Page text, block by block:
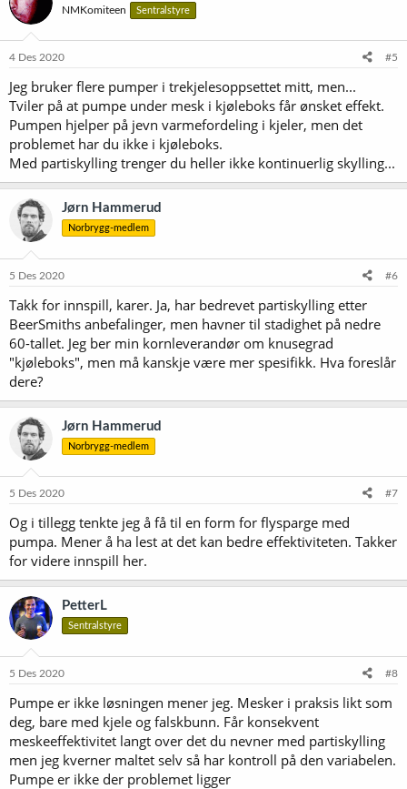
NMKomiteen Sentralstyre
4 Des 2020 #5
Jeg bruker flere pumper i trekjelesoppsettet mitt, men...
Tviler på at pumpe under mesk i kjøleboks får ønsket effekt.
Pumpen hjelper på jevn varmefordeling i kjeler, men det
problemet har du ikke i kjøleboks.
Med partiskylling trenger du heller ikke kontinuerlig skylling...
Jørn Hammerud
Norbrygg-medlem
5 Des 2020 #6
Takk for innspill, karer. Ja, har bedrevet partiskylling etter
BeerSmiths anbefalinger, men havner til stadighet på nedre
60-tallet. Jeg ber min kornleverandør om knusegrad
"kjøleboks", men må kanskje være mer spesifikk. Hva foreslår
dere?
Jørn Hammerud
Norbrygg-medlem
5 Des 2020 #7
Og i tillegg tenkte jeg å få til en form for flysparge med
pumpa. Mener å ha lest at det kan bedre effektiviteten. Takker
for videre innspill her.
PetterL
Sentralstyre
5 Des 2020 #8
Pumpe er ikke løsningen mener jeg. Mesker i praksis likt som
deg, bare med kjele og falskbunn. Får konsekvent
meskeeffektivitet langt over det du nevner med partiskylling
men jeg kverner maltet selv så har kontroll på den variabelen.
Pumpe er ikke der problemet ligger